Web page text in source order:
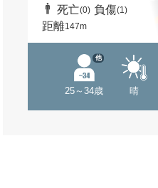
死亡(0) 負傷(1)
距離147m
25～34歳
他
晴